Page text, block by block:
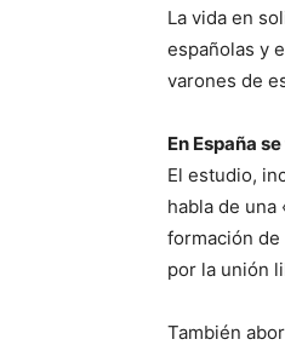
La vida en
españolas y
varones de
En España
El estudio,
habla de
formación de
por la unión
También